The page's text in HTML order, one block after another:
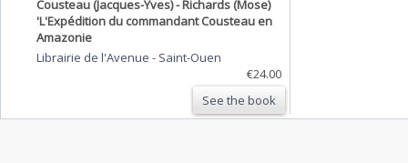
Cousteau (Jacques-Yves) - Richards (Mose)
'L'Expédition du commandant Cousteau en
Amazonie
Librairie de l'Avenue - Saint-Ouen
€24.00
See the book